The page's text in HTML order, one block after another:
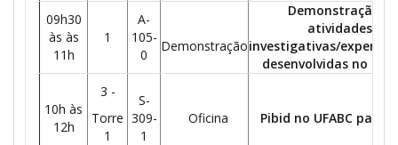
09h30
às às
11h
1
A-
105-
0
Demonstração
Demonstração de
atividades
investigativas/
desenvolvidas no
10h às
12h
3 -
Torre
1
S-
309-
1
Oficina Pibid no UFABC para